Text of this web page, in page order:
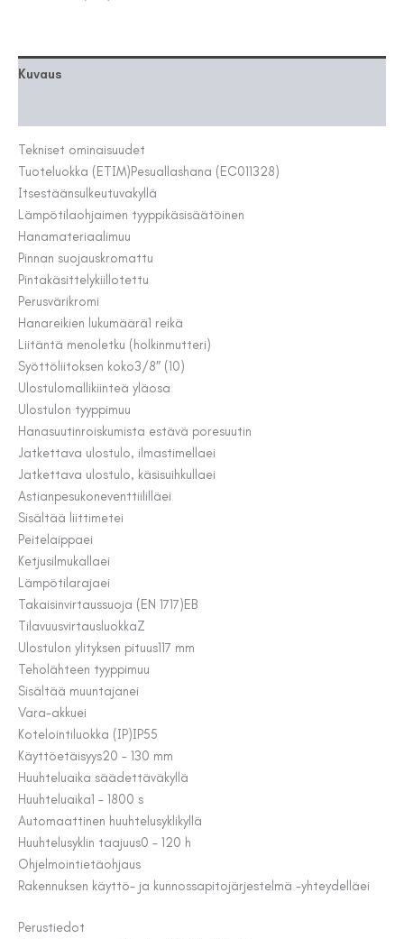
Kuvaus
Tekniset ominaisuudet
Tuoteluokka (ETIM)Pesuallashana (EC011328)
Itsestäänsulkeutuvakyllä
Lämpötilaohjaimen tyyppikäsisäätöinen
Hanamateriaalimuu
Pinnan suojauskromattu
Pintakäsittelykiillotettu
Perusvärikromi
Hanareikien lukumäärä1 reikä
Liitäntä menoletku (holkinmutteri)
Syöttöliitoksen koko3/8″ (10)
Ulostulomallikiinteä yläosa
Ulostulon tyyppimuu
Hanasuutinroiskumista estävä poresuutin
Jatkettava ulostulo, ilmastimellaei
Jatkettava ulostulo, käsisuihkullaei
Astianpesukoneventtiililläei
Sisältää liittimetei
Peitelaippaei
Ketjusilmukallaei
Lämpötilarajaei
Takaisinvirtaussuoja (EN 1717)EB
TilavuusvirtausluokkaZ
Ulostulon ylityksen pituus117 mm
Teholähteen tyyppimuu
Sisältää muuntajanei
Vara-akkuei
Kotelointiluokka (IP)IP55
Käyttöetäisyys20 – 130 mm
Huuhteluaika säädettäväkyllä
Huuhteluaika1 – 1800 s
Automaattinen huuhtelusyklikyllä
Huuhtelusyklin taajuus0 – 120 h
Ohjelmointietäohjaus
Rakennuksen käyttö- ja kunnossapitojärjestelmä -yhteydelläei
Perustiedot